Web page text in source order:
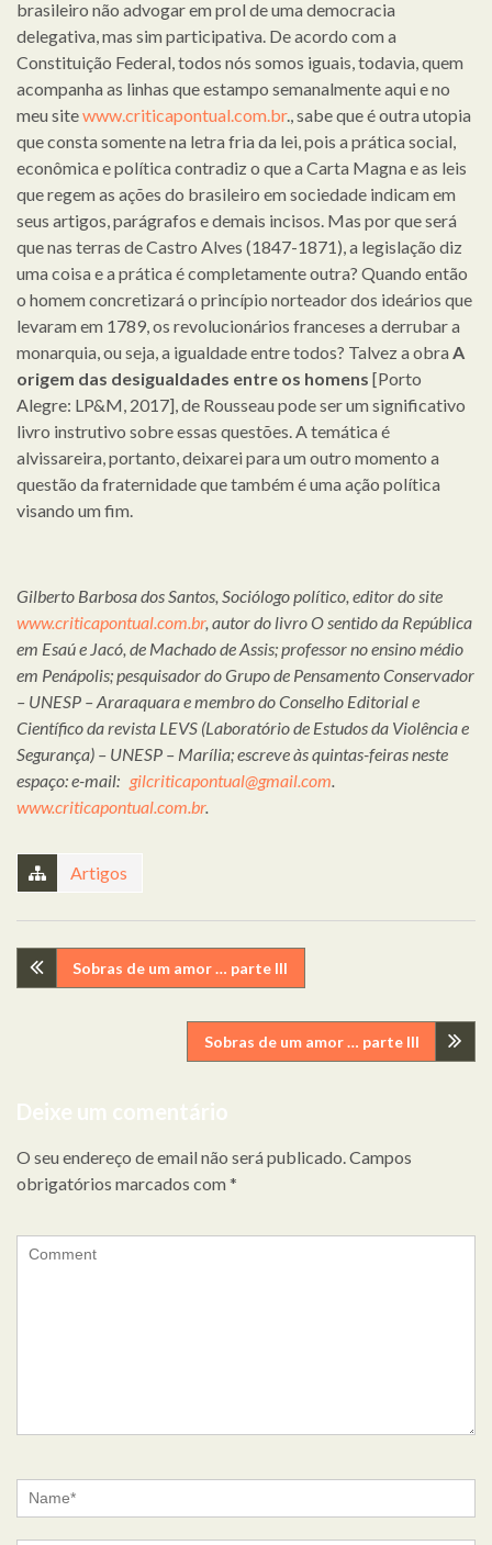
brasileiro não advogar em prol de uma democracia
delegativa, mas sim participativa. De acordo com a
Constituição Federal, todos nós somos iguais, todavia, quem
acompanha as linhas que estampo semanalmente aqui e no
meu sitewww.criticapontual.com.br., sabe que é outra utopia
que consta somente na letra fria da lei, pois a prática social,
econômica e política contradiz o que a Carta Magna e as leis
que regem as ações do brasileiro em sociedade indicam em
seus artigos, parágrafos e demais incisos. Mas por que será
que nas terras de Castro Alves (1847-1871), a legislação diz
uma coisa e a prática é completamente outra? Quando então
o homem concretizará o princípio norteador dos ideários que
levaram em 1789, os revolucionários franceses a derrubar a
monarquia, ou seja, a igualdade entre todos? Talvez a obra A
origem das desigualdades entre os homens [Porto
Alegre: LP&M, 2017], de Rousseau pode ser um significativo
livro instrutivo sobre essas questões. A temática é
alvissareira, portanto, deixarei para um outro momento a
questão da fraternidade que também é uma ação política
visando um fim.
Gilberto Barbosa dos Santos, Sociólogo político, editor do site
www.criticapontual.com.br, autor do livro O sentido da República
em Esaú e Jacó, de Machado de Assis; professor no ensino médio
em Penápolis; pesquisador do Grupo de Pensamento Conservador
– UNESP – Araraquara e membro do Conselho Editorial e
Científico da revista LEVS (Laboratório de Estudos da Violência e
Segurança) – UNESP – Marília; escreve às quintas-feiras neste
espaço: e-mail: gilcriticapontual@gmail.com
www.criticapontual.com.br.
Artigos
Navegação
Sobras de um amor … parte III
Sobras de um amor … parte III
Deixe um comentário
O seu endereço de email não será publicado. Campos
obrigatórios marcados com *